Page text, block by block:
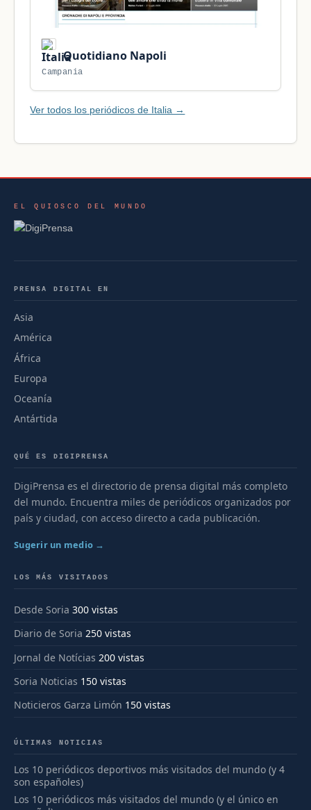
Quotidiano Napoli
Campania
Ver todos los periódicos de Italia →
EL QUIOSCO DEL MUNDO
PRENSA DIGITAL EN
Asia
América
África
Europa
Oceanía
Antártida
QUÉ ES DIGIPRENSA
DigiPrensa es el directorio de prensa digital más completo
del mundo. Encuentra miles de periódicos organizados por
país y ciudad, con acceso directo a cada publicación.
Sugerir un medio →
LOS MÁS VISITADOS
Desde Soria 300 vistas
Diario de Soria 250 vistas
Jornal de Notícias 200 vistas
Soria Noticias 150 vistas
Noticieros Garza Limón 150 vistas
ÚLTIMAS NOTICIAS
Los 10 periódicos deportivos más visitados del mundo (y 4
son españoles)
Los 10 periódicos más visitados del mundo (y el único en